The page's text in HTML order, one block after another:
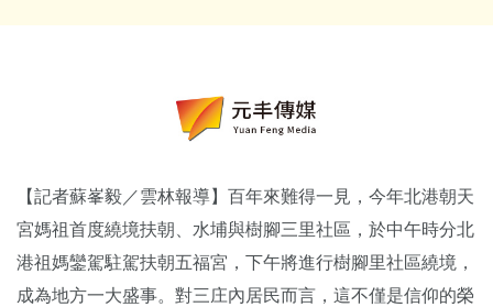
【記者蘇峯毅／雲林報導】百年來難得一見，今年北港朝天
宮媽祖首度繞境扶朝、水埔與樹腳三里社區，於中午時分北
港祖媽鑾駕駐駕扶朝五福宮，下午將進行樹腳里社區繞境，
成為地方一大盛事。對三庄內居民而言，這不僅是信仰的榮